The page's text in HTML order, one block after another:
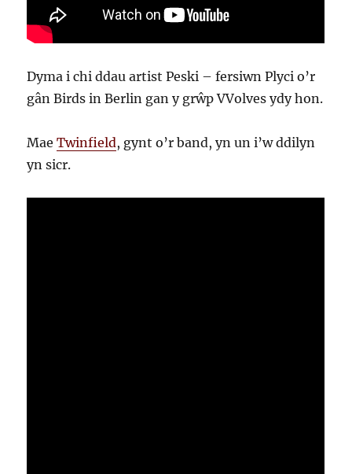
Dyma i chi ddau artist Peski – fersiwn Plyci o’r
gân Birds in Berlin gan y grŵp VVolves ydy hon.
MaeTwinfield, gynt o’r band, yn un i’w ddilyn
yn sicr.